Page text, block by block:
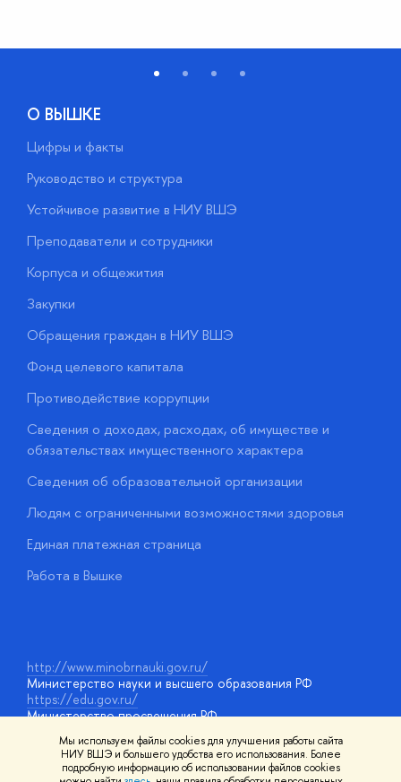
Мы используем файлы cookies для улучшения работы сайта
НИУ ВШЭ и большего удобства его использования. Более
подробную информацию об использовании файлов cookies
О ВЫШКЕ
Цифры и факты
Руководство и структура
Устойчивое развитие в НИУ ВШЭ
Преподаватели и сотрудники
Корпуса и общежития
Закупки
Обращения граждан в НИУ ВШЭ
Фонд целевого капитала
Противодействие коррупции
Сведения о доходах, расходах, об имуществе и
обязательствах имущественного характера
Сведения об образовательной организации
Людям с ограниченными возможностями здоровья
Единая платежная страница
Работа в Вышке
http://www.minobrnauki.gov.ru/
Министерство науки и высшего образования РФ
https://edu.gov.ru/
Министерство просвещения РФ
https://elearning.hse.ru/mooc
Массовые открытые онлайн-курсы